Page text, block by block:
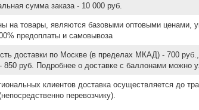
сумма заказа - 10 000 руб.
на товары, являются базовыми оптовыми ценами,
предоплаты и самовывоза
доставки по Москве (в пределах МКАД) - 700
руб. Подробнее о доставке с баллонами можно
клиентов доставка осуществляется до
перевозчику).